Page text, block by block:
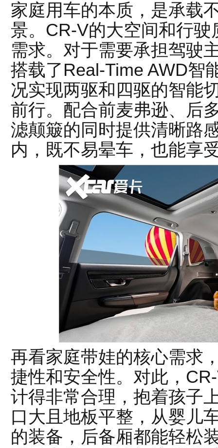
家庭用车的本质，是承载
景。CR-V的大空间和行
需求。对于需要承担驾驶
搭载了Real-Time AWD智
况实现两驱和四驱的智能
前行。配合前麦弗逊、后
滤颠簸的同时提供清晰路
内，既不易晕车，也能享
再看家庭带娃的核心需求
捷性和安全性。对此，
计得非常合理，抱着孩子
口大且地板平整，从婴儿
的装备，后备厢都能轻松